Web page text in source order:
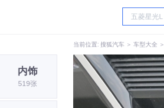
当前位置: 搜狐汽车 ＞ 车型大全 ＞
内饰
519张